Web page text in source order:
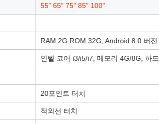
55" 65" 75" 85" 100"
RAM 2G ROM 32G, Android 8.0 버전
인텔 코어 i3/i5/i7, 메모리 4G/8G, 하
20포인트 터치
적외선 터치